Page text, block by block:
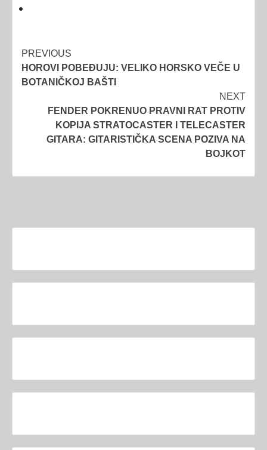
Post
navigation
PREVIOUS
HOROVI POBEĐUJU: VELIKO HORSKO VEČE U
BOTANIČKOJ BAŠTI
NEXT
FENDER POKRENUO PRAVNI RAT PROTIV
KOPIJA STRATOCASTER I TELECASTER
GITARA: GITARISTIČKA SCENA POZIVA NA
BOJKOT